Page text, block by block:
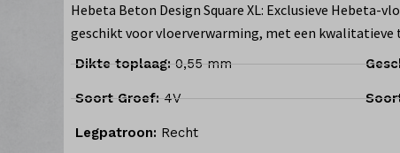
Hebeta Beton Design Square XL: Exclusieve Hebeta-
geschikt voor vloerverwarming, met een kwalitatieve
Dikte toplaag:0,55 mm
Soort Groef:4V
Legpatroon: Recht